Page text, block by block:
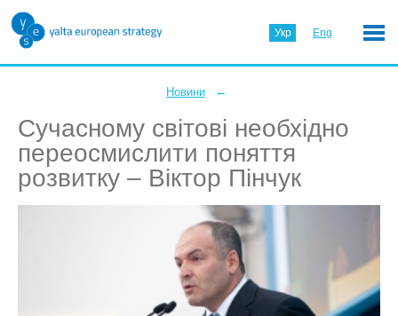
Укр Eng
Новини ←
Сучасному світові необхідно
переосмислити поняття
розвитку – Віктор Пінчук